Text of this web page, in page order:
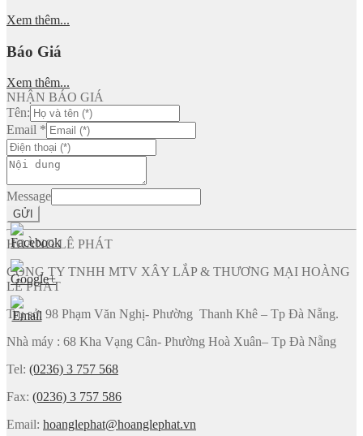
Xem thêm...
Báo Giá
Xem thêm...
NHẬN BÁO GIÁ
Tên:
Email *
Message
GỬI
HOÀNG LÊ PHÁT
CÔNG TY TNHH MTV XÂY LẮP & THƯƠNG MẠI HOÀNG
LÊ PHÁT
Trụ sở: 98 Phạm Văn Nghị- Phường Thanh Khê – Tp Đà Nẵng.
Nhà máy : 68 Kha Vạng Cân- Phường Hoà Xuân– Tp Đà Nẵng
Tel: (0236) 3 757 568
Fax: (0236) 3 757 586
Email: hoanglephat@hoanglephat.vn